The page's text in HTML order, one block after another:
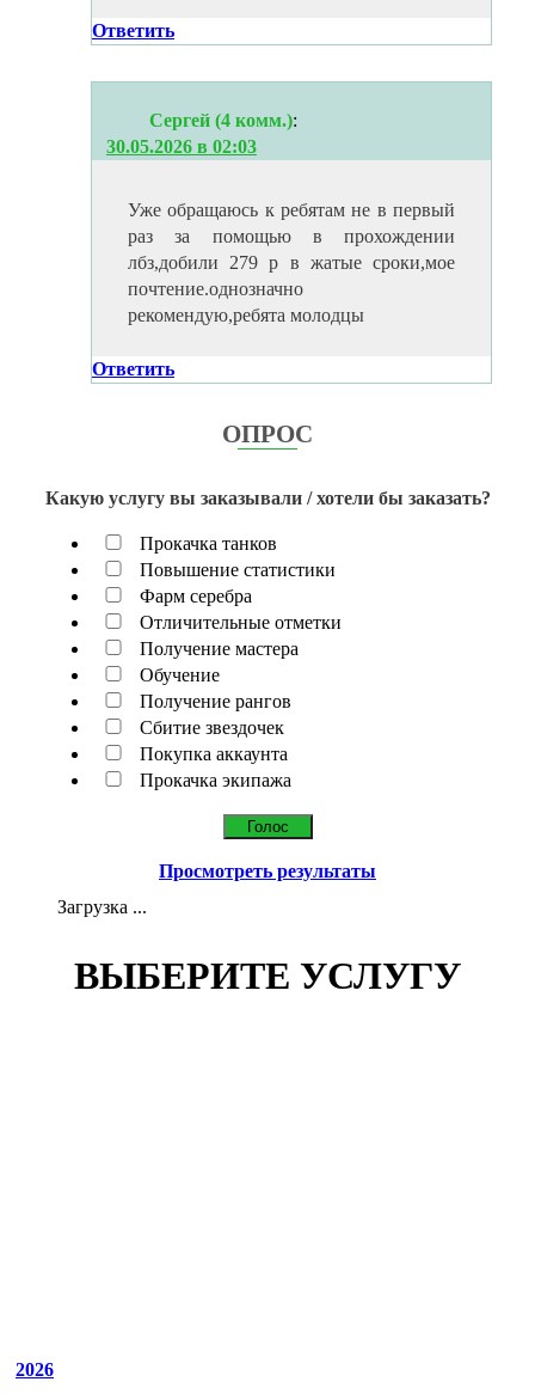
Ответить
Сергей (4 комм.):
30.05.2026 в 02:03
Уже обращаюсь к ребятам не в первый
раз за помощью в прохождении
лбз,добили 279 р в жатые сроки,мое
почтение.однозначно
рекомендую,ребята молодцы
Ответить
ОПРОС
Какую услугу вы заказывали / хотели бы заказать?
Прокачка танков
Повышение статистики
Фарм серебра
Отличительные отметки
Получение мастера
Обучение
Получение рангов
Сбитие звездочек
Покупка аккаунта
Прокачка экипажа
Просмотреть результаты
Загрузка ...
ВЫБЕРИТЕ УСЛУГУ
2026